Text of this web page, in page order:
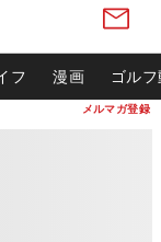
メルマガ登録
フ 漫画 ゴル